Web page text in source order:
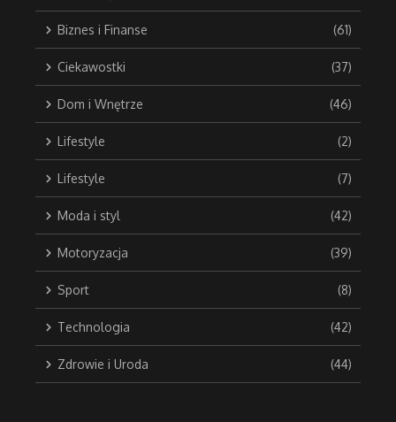
Biznes i Finanse (61)
Ciekawostki (37)
Dom i Wnętrze (46)
Lifestyle (2)
Lifestyle (7)
Moda i styl (42)
Motoryzacja (39)
Sport (8)
Technologia (42)
Zdrowie i Uroda (44)